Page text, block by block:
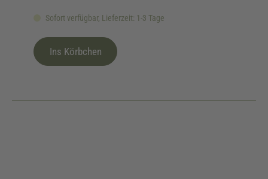
Sofort verfügbar, Lieferzeit: 1-3 Tage
Ins Körbchen